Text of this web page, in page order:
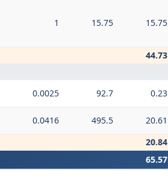
1 15.75 15.75
44.73
0.0025 92.7 0.23
0.0416 495.5
20.61
20.84
65.57